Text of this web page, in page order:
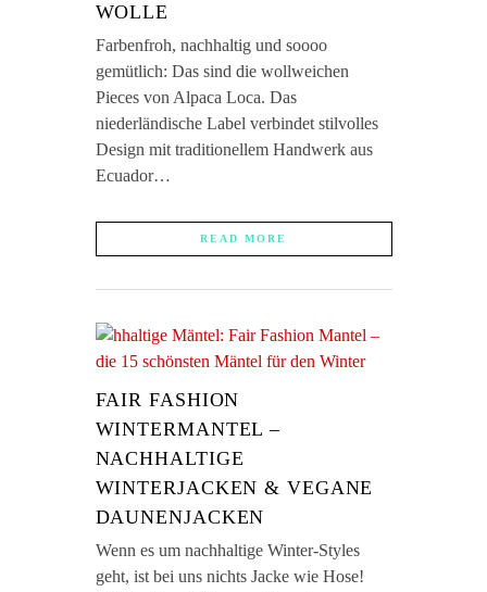
WOLLE
Farbenfroh, nachhaltig und soooo
gemütlich: Das sind die wollweichen
Pieces von Alpaca Loca. Das
niederländische Label verbindet stilvolles
Design mit traditionellem Handwerk aus
Ecuador…
READ MORE
FAIR FASHION
WINTERMANTEL –
NACHHALTIGE
WINTERJACKEN & VEGANE
DAUNENJACKEN
Wenn es um nachhaltige Winter-Styles
geht, ist bei uns nichts Jacke wie Hose!